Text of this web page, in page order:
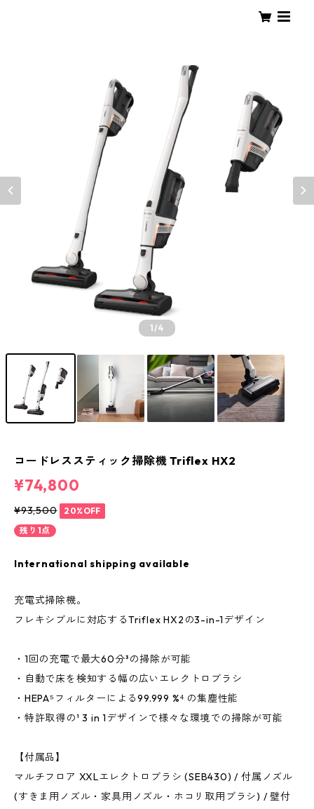
1/4
コードレススティック掃除機 Triflex HX2
¥74,800
¥93,500
20%OFF
残り1点
International shipping available
充電式掃除機。
フレキシブルに対応するTriflex HX2の3-in-1デザイン
・1回の充電で最大60分³の掃除が可能
・自動で床を検知する幅の広いエレクトロブラシ
・HEPA⁵フィルターによる99.999 %⁴ の集塵性能
・特許取得の¹ 3 in 1デザインで様々な環境での掃除が可能
【付属品】
マルチフロア XXLエレクトロブラシ (SEB430) / 付属ノズル
(すきま用ノズル・家具用ノズル・ホコリ取用ブラシ) / 壁付